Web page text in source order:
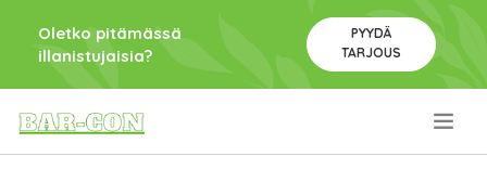
Oletko pitämässä
illanistujaisia?
PYYDÄ
TARJOUS